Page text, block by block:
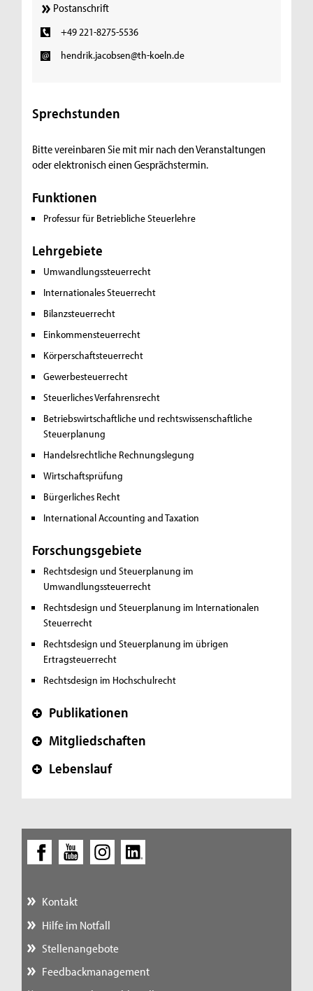
Postanschrift
+49 221-8275-5536
hendrik.jacobsen@th-koeln.de
Sprechstunden
Bitte vereinbaren Sie mit mir nach den Veranstaltungen
oder elektronisch einen Gesprächstermin.
Funktionen
Professur für Betriebliche Steuerlehre
Lehrgebiete
Umwandlungssteuerrecht
Internationales Steuerrecht
Bilanzsteuerrecht
Einkommensteuerrecht
Körperschaftsteuerrecht
Gewerbesteuerrecht
Steuerliches Verfahrensrecht
Betriebswirtschaftliche und rechtswissenschaftliche
Steuerplanung
Handelsrechtliche Rechnungslegung
Wirtschaftsprüfung
Bürgerliches Recht
International Accounting and Taxation
Forschungsgebiete
Rechtsdesign und Steuerplanung im
Umwandlungssteuerrecht
Rechtsdesign und Steuerplanung im Internationalen
Steuerrecht
Rechtsdesign und Steuerplanung im übrigen
Ertragsteuerrecht
Rechtsdesign im Hochschulrecht
+ Publikationen
+ Mitgliedschaften
+ Lebenslauf
Kontakt
Hilfe im Notfall
Stellenangebote
Feedbackmanagement